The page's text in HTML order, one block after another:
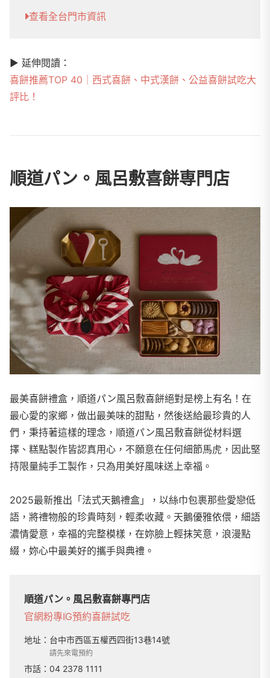
查看全台門市資訊
▶ ︎ 延伸閱讀：
喜餅推薦TOP 40｜西式喜餅、中式漢餅、公益喜餅試吃大
評比！
順道パン。風呂敷喜餅専門店
最美喜餅禮盒，順道パン風呂敷喜餅絕對是榜上有名！在
最心愛的家鄉，做出最美味的甜點，然後送給最珍貴的人
們，秉持著這樣的理念，順道パン風呂敷喜餅從材料選
擇、糕點製作皆認真用心，不願意在任何細節馬虎，因此堅
持限量純手工製作，只為用美好風味送上幸福。
2025最新推出「法式天鵝禮盒」，以絲巾包裹那些愛戀低
語，將禮物般的珍貴時刻，輕柔收藏。天鵝優雅依偎，細語
濃情愛意，幸福的完整模樣，在妳臉上輕抹笑意，浪漫點
綴，妳心中最美好的攜手與典禮。
順道パン。風呂敷喜餅專門店
官網粉專IG預約喜餅試吃
地址： 台中市西區五權西四街13巷14號
請先來電預約
市話： 04 2378 1111